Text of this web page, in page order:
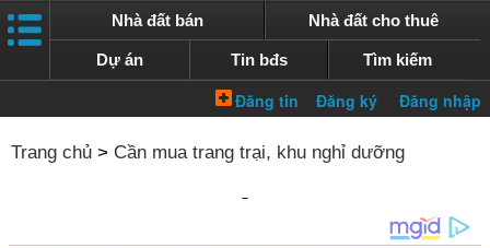
Nhà đất bán Nhà đất cho thuê
Dự án Tin bđs Tìm kiếm
Trang chủ > Cần mua trang trại, khu nghỉ dưỡng